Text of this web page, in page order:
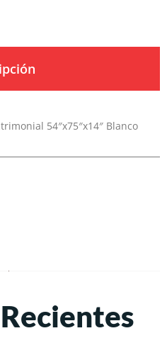
54″x75″x14″ Blanco